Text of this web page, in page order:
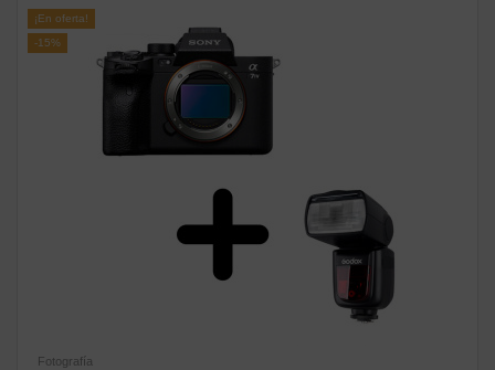
¡En oferta!
-15%
Fotografía